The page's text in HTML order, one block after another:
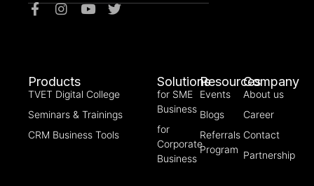
Products
TVET Digital College
Seminars & Trainings
CRM Business Tools
Solutions
for SME
Business
for
Corporate
Business
Resources
Events
Blogs
Referrals
Program
Company
About us
Career
Contact
Partnership